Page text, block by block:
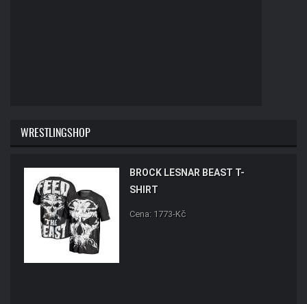
WRESTLINGSHOP
BROCK LESNAR BEAST T-
SHIRT
Cena: 1773-Kč